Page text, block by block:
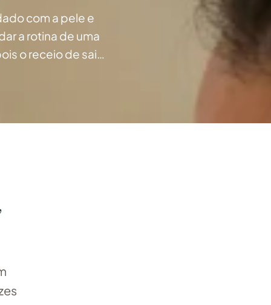
com a pele e
a rotina de uma
o receio de sair